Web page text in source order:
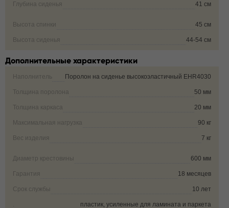
Глубина сиденья 41 см
Высота спинки 45 см
Высота сиденья 44-54 см
Дополнительные характеристики
Наполнитель Поролон на сиденье высокоэластичный EHR4030
Толщина поролона 50 мм
Толщина каркаса 20 мм
Максимальная нагрузка 90 кг
Вес изделия 7 кг
Диаметр крестовины 600 мм
Гарантия 18 месяцев
Срок службы 10 лет
. пластик, усиленные для ламината и паркета